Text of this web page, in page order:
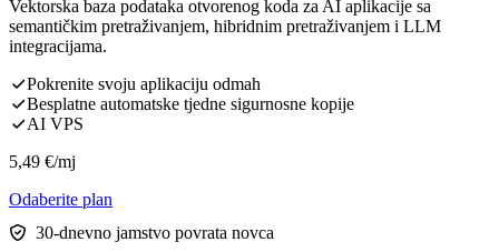
Vektorska baza podataka otvorenog koda za AI aplikacije sa
semantičkim pretraživanjem, hibridnim pretraživanjem i LLM
integracijama.
Pokrenite svoju aplikaciju odmah
Besplatne automatske tjedne sigurnosne kopije
AI VPS
5,49 €/mj
Odaberite plan
30-dnevno jamstvo povrata novca